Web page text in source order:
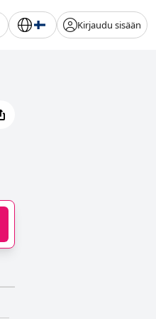
Kirjaudu sisään